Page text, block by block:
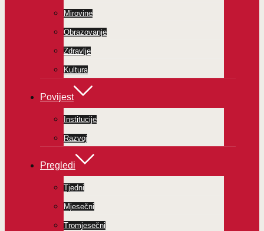
Mirovine
Obrazovanje
Zdravlje
Kultura
Povijest
Institucije
Razvoj
Pregledi
Tjedni
Mjesečni
Tromjesečni